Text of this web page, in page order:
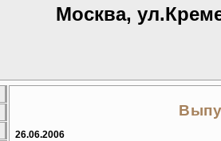
Москва,
26.06.2006